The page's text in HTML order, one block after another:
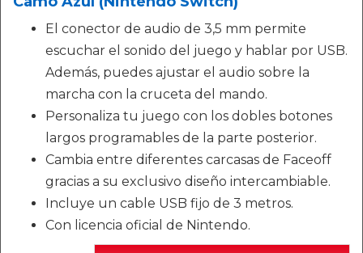
El conector de audio de 3,5 mm permite
escuchar el sonido del juego y hablar por USB.
Además, puedes ajustar el audio sobre la
marcha con la cruceta del mando.
Personaliza tu juego con los dobles botones
largos programables de la parte posterior.
Cambia entre diferentes carcasas de Faceoff
gracias a su exclusivo diseño intercambiable.
Incluye un cable USB fijo de 3 metros.
Con licencia oficial de Nintendo.